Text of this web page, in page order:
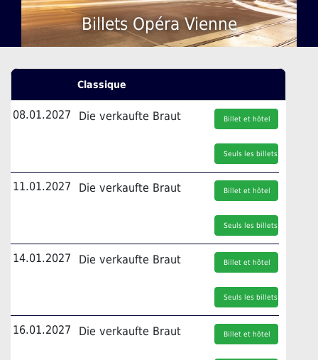
Billets Opéra Vienne
Classique
08.01.2027 Die verkaufte Braut Billet et hôtel
Seuls les billets
11.01.2027 Die verkaufte Braut Billet et hôtel
Seuls les billets
14.01.2027 Die verkaufte Braut Billet et hôtel
Seuls les billets
16.01.2027 Die verkaufte Braut Billet et hôtel